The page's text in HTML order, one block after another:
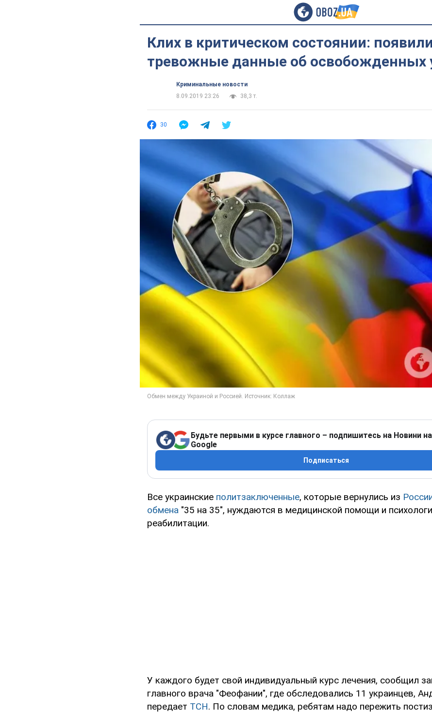
Клих в критическом состоянии:
тревожные данные об освобожденных
Криминальные новости
8.09.2019 23:26
38,3 т.
30
Будьте первыми в курсе главного – подпишитесь на Новини
Google
Подписаться
Все украинские политзаключенные, которые вернулись из
обмена "35 на 35", нуждаются в медицинской помощи и
реабилитации.
У каждого будет свой индивидуальный курс лечения, сообщил
главного врача "Феофании", где обследовались 11 украинцев,
передает ТСН. По словам медика, ребятам надо пережить